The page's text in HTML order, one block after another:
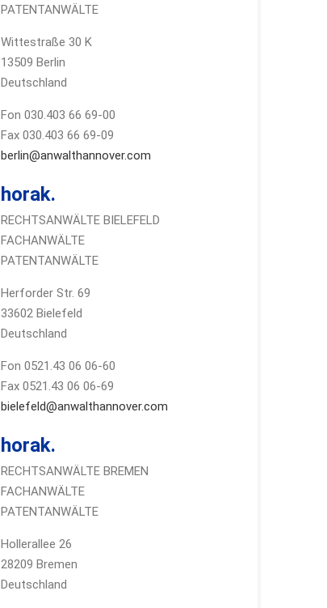
PATENTANWÄLTE
Wittestraße 30 K
13509 Berlin
Deutschland
Fon 030.403 66 69-00
Fax 030.403 66 69-09
berlin@anwalthannover.com
horak.
RECHTSANWÄLTE BIELEFELD
FACHANWÄLTE
PATENTANWÄLTE
Herforder Str. 69
33602 Bielefeld
Deutschland
Fon 0521.43 06 06-60
Fax 0521.43 06 06-69
bielefeld@anwalthannover.com
horak.
RECHTSANWÄLTE BREMEN
FACHANWÄLTE
PATENTANWÄLTE
Hollerallee 26
28209 Bremen
Deutschland